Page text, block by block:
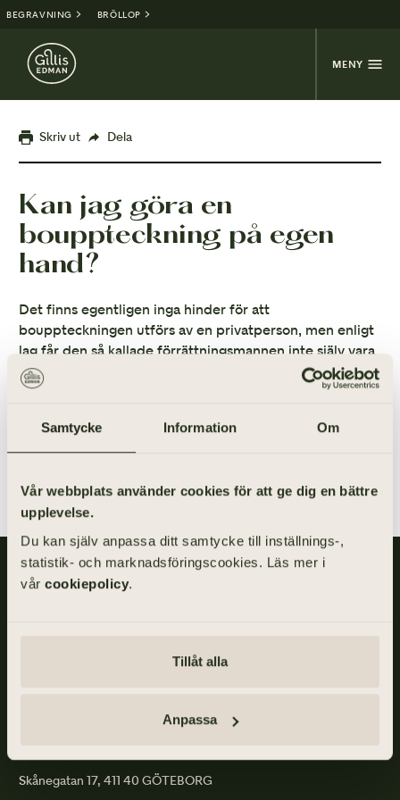
Samtycke Information Om
Vår webbplats använder cookies för att ge dig en bättre
upplevelse.
Du kan själv anpassa ditt samtycke till inställnings-,
statistik- och marknadsföringscookies. Läs mer i
vår cookiepolicy.
Tillåt alla
Anpassa
BEGRAVNING BRÖLLOP
MENY
Skriv ut Dela
Kan jag göra en
bouppteckning på egen
hand?
Det finns egentligen inga hinder för att
bouppteckningen utförs av en privatperson, men enligt
lag får den så kallade förrättningsmannen inte själv vara
dödsbodelägare, efterarvinge eller ombud för någon av
dessa. En bouppteckning kan dessutom vara
uppgiften till en erfaren jurist.
Gillis Edman är en av Sveriges mest anlitade begravningsbyråer.
På våra kontor fördelade över hela Västsverige hjälper vi kunder
Skånegatan 17, 411 40 GÖTEBORG